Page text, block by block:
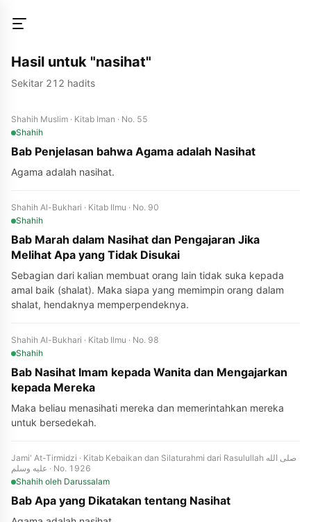
Hasil untuk "nasihat"
Sekitar 212 hadits
Shahih Muslim · Kitab Iman · No. 55
Shahih
Bab Penjelasan bahwa Agama adalah Nasihat
Agama adalah nasihat.
Shahih Al-Bukhari · Kitab Ilmu · No. 90
Shahih
Bab Marah dalam Nasihat dan Pengajaran Jika
Melihat Apa yang Tidak Disukai
Sebagian dari kalian membuat orang lain tidak suka kepada
amal baik (shalat). Maka siapa yang memimpin orang dalam
shalat, hendaknya memperpendeknya.
Shahih Al-Bukhari · Kitab Ilmu · No. 98
Shahih
Bab Nasihat Imam kepada Wanita dan Mengajarkan
kepada Mereka
Maka beliau menasihati mereka dan memerintahkan mereka
untuk bersedekah.
Jami' At-Tirmidzi · Kitab Kebaikan dan Silaturahmi dari Rasulullah صلى الله
عليه وسلم · No. 1926
Shahih oleh Darussalam
Bab Apa yang Dikatakan tentang Nasihat